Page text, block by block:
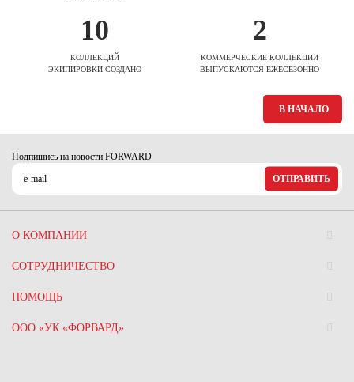
10
КОЛЛЕКЦИЙ
ЭКИПИРОВКИ СОЗДАНО
2
КОММЕРЧЕСКИЕ КОЛЛЕКЦИИ
ВЫПУСКАЮТСЯ ЕЖЕСЕЗОННО
В НАЧАЛО
Подпишись на новости FORWARD
ОТПРАВИТЬ
О КОМПАНИИ
СОТРУДНИЧЕСТВО
ПОМОЩЬ
ООО «УК «ФОРВАРД»